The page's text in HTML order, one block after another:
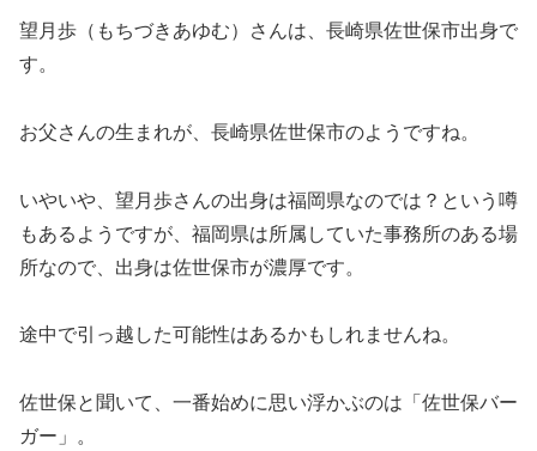
望月歩（もちづきあゆむ）さんは、長崎県佐世保市出身で
す。
お父さんの生まれが、長崎県佐世保市のようですね。
いやいや、望月歩さんの出身は福岡県なのでは？という噂
もあるようですが、福岡県は所属していた事務所のある場
所なので、出身は佐世保市が濃厚です。
途中で引っ越した可能性はあるかもしれませんね。
佐世保と聞いて、一番始めに思い浮かぶのは「佐世保バー
ガー」。